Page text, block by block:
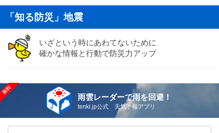
「知る防災」地震
いざという時にあわてないために
確かな情報と行動で防災力アップ
雨雲レーダーで雨を回避！
tenki.jp公式 天気予報アプリ